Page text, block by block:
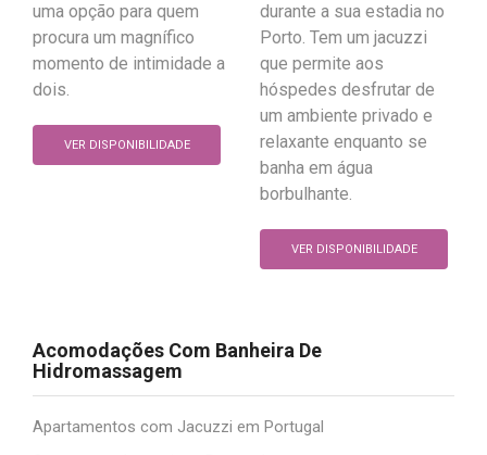
uma opção para quem
procura um magnífico
momento de intimidade a
dois.
VER DISPONIBILIDADE
durante a sua estadia no
Porto. Tem um jacuzzi
que permite aos
hóspedes desfrutar de
um ambiente privado e
relaxante enquanto se
banha em água
borbulhante.
VER DISPONIBILIDADE
Acomodações Com Banheira De
Hidromassagem
Apartamentos com Jacuzzi em Portugal